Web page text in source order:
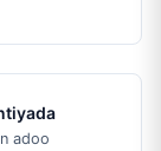
adoo